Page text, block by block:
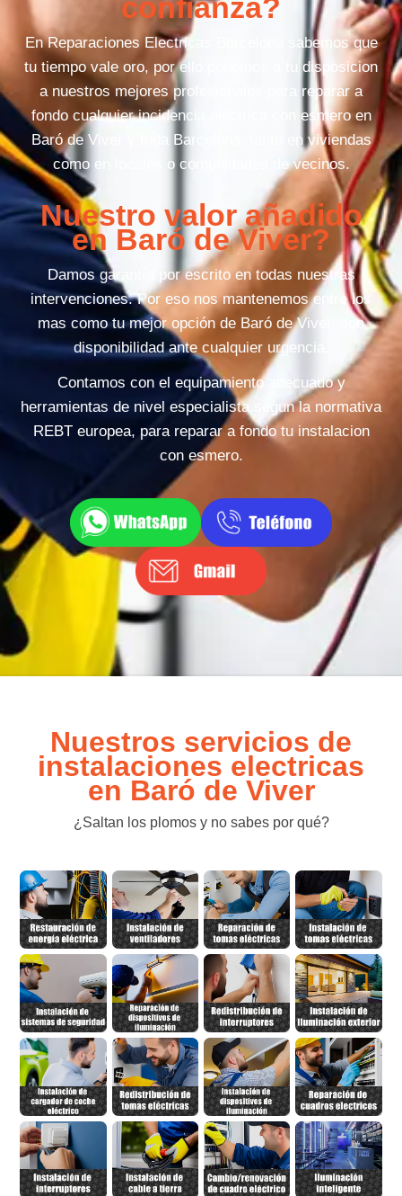
confianza?
En Reparaciones Electricas Barcelona sabemos que
tu tiempo vale oro, por ello ponemos a tu disposicion
a nuestros mejores profesionales para reparar a
fondo cualquier incidencia electrica con esmero en
Baró de Viver y toda Barcelona, tanto en viviendas
como en locales o comunidades de vecinos.
Nuestro valor añadido
en Baró de Viver?
Damos garantía por escrito en todas nuestras
intervenciones. Por eso nos mantenemos entre los
mas como tu mejor opción de Baró de Viver, con
disponibilidad ante cualquier urgencia.
Contamos con el equipamiento adecuado y
herramientas de nivel especialista segun la normativa
REBT europea, para reparar a fondo tu instalacion
con esmero.
Nuestros servicios de
instalaciones electricas
en Baró de Viver
¿Saltan los plomos y no sabes por qué?